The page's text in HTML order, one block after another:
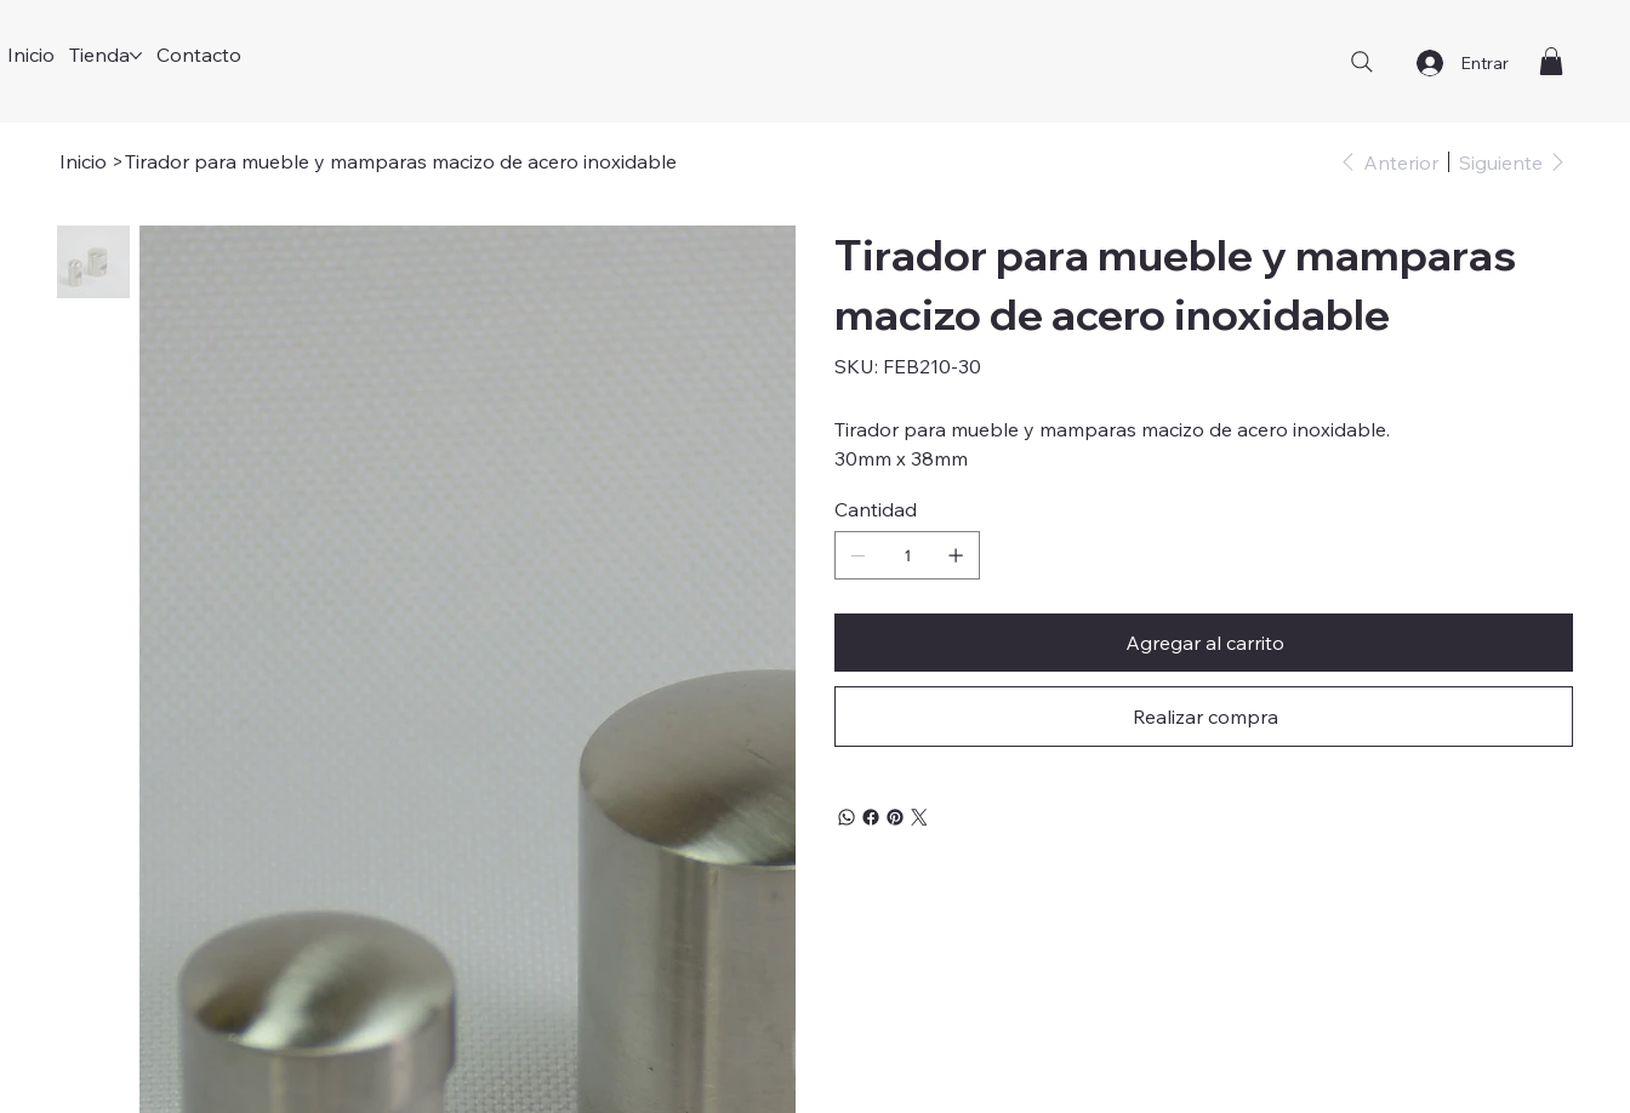
Entrar
Inicio Tienda Contacto
Inicio >Tirador para mueble y mamparas macizo de acero inoxidable Anterior Siguiente
Tirador para mueble y mamparas
macizo de acero inoxidable
SKU: SKU
FEB210-
FEB210-30
Tirador para mueble y mamparas macizo de acero inoxidable.
30mm x 38mm
Cantidad
Agregar al carrito
Realizar compra